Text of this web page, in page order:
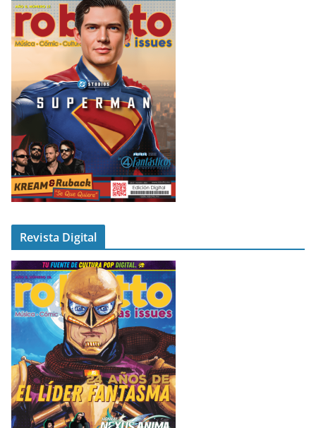
Revista Digital